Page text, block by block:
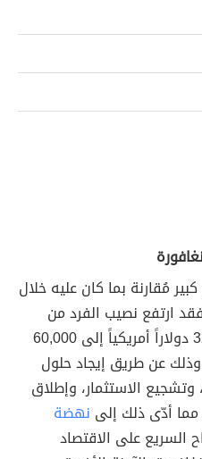
مُقارنة بما كان عليه خلال
ارتفع نصيب الفرد من
الناتج المَحلي الإجمالي من 320 دولاراً أمريكياً إلى 60,000
عن طريق إيجاد حلول
وتشجيع الاستثمار، وإطلاق
مما أدّى ذلك إلى نهضة
السريع على الاقتصاد